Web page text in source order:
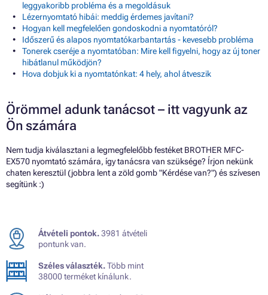
leggyakoribb probléma és a megoldásuk
Lézernyomtató hibái: meddig érdemes javítani?
Hogyan kell megfelelően gondoskodni a nyomtatóról?
Időszerű és alapos nyomtatókarbantartás - kevesebb probléma
Tonerek cseréje a nyomtatóban: Mire kell figyelni, hogy az új toner
hibátlanul működjön?
Hova dobjuk ki a nyomtatónkat: 4 hely, ahol átveszik
Örömmel adunk tanácsot – itt vagyunk az
Ön számára
Nem tudja kiválasztani a legmegfelelőbb festéket BROTHER MFC-
EX570 nyomtató számára, így tanácsra van szüksége? Írjon nekünk
chaten keresztül (jobbra lent a zöld gomb "Kérdése van?") és szívesen
segítünk :)
Átvételi pontok.3981 átvételi
pontunk van.
Széles választék.Több mint
38000 terméket kínálunk.